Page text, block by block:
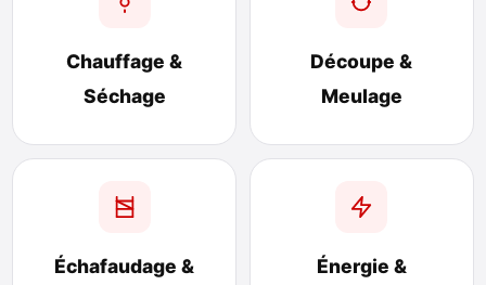
Chauffage &
Séchage
Découpe &
Meulage
Échafaudage &
Énergie &